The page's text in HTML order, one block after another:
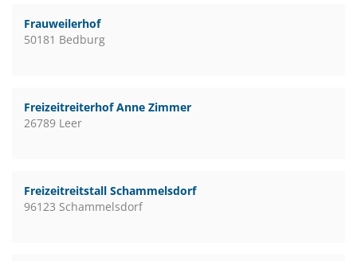
Frauweilerhof
50181 Bedburg
Freizeitreiterhof Anne Zimmer
26789 Leer
Freizeitreitstall Schammelsdorf
96123 Schammelsdorf